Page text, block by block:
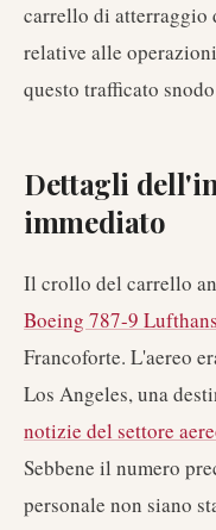
carrello di atterraggio
relative alle
questo trafficato
Dettagli
immediato
Il crollo del carrello
Boeing 787-9
Francoforte. L'aereo
Los Angeles, una
notizie del settore
Sebbene il numero
personale non siano